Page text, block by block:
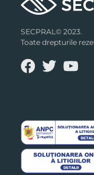
SECPRAL© 2023.
Toate drepturile